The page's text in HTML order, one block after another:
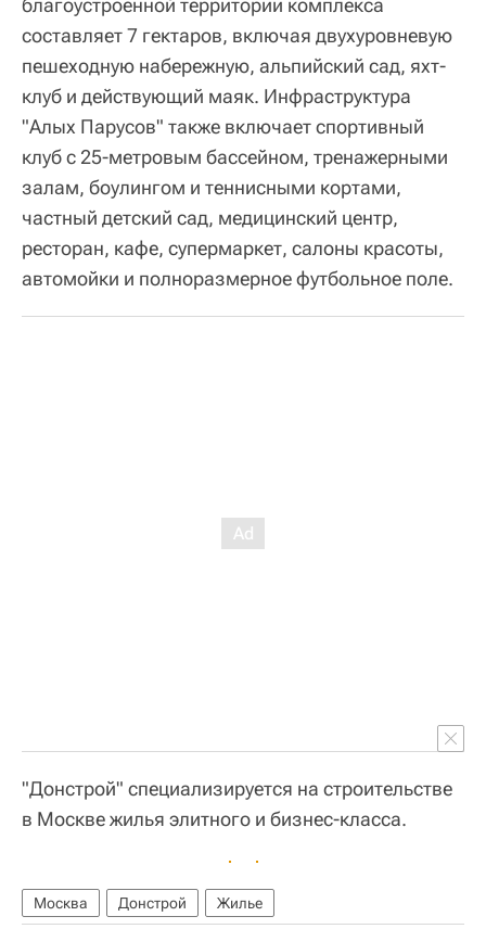
благоустроенной территории комплекса
составляет 7 гектаров, включая двухуровневую
пешеходную набережную, альпийский сад, яхт-
клуб и действующий маяк. Инфраструктура
"Алых Парусов" также включает спортивный
клуб с 25-метровым бассейном, тренажерными
залам, боулингом и теннисными кортами,
частный детский сад, медицинский центр,
ресторан, кафе, супермаркет, салоны красоты,
автомойки и полноразмерное футбольное поле.
"Донстрой" специализируется на строительстве
в Москве жилья элитного и бизнес-класса.
Москва Донстрой Жилье